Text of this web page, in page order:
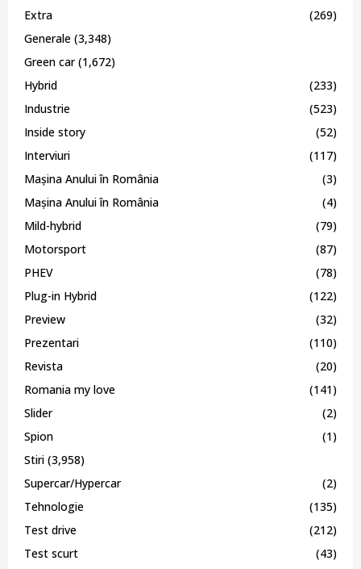
Extra
(269)
Generale (3,348)
Green car(1,672)
Hybrid
(233)
Industrie
(523)
Inside story
(52)
Interviuri
(117)
Mașina Anului în România
(3)
Mașina Anului în România
(4)
Mild-hybrid
(79)
Motorsport
(87)
PHEV
(78)
Plug-in Hybrid
(122)
Preview
(32)
Prezentari
(110)
Revista
(20)
Romania my love
(141)
Slider
(2)
Spion
(1)
Stiri (3,958)
Supercar/Hypercar
(2)
Tehnologie
(135)
Test drive
(212)
Test scurt
(43)